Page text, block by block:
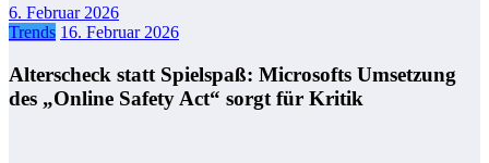
6. Februar 2026
Trends 16. Februar 2026
Alterscheck statt Spielspaß: Microsofts Umsetzung
des „Online Safety Act“ sorgt für Kritik